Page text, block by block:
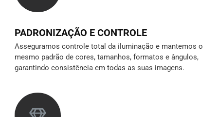
PADRONIZAÇÃO E CONTROLE
Asseguramos controle total da iluminação e mantemos o
mesmo padrão de cores, tamanhos, formatos e ângulos,
garantindo consistência em todas as suas imagens.